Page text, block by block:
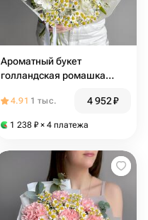
Ароматный букет
голландская ромашка
альстромерия
4.91 1 тыс. 4 952₽
1 238 ₽ × 4 платежа